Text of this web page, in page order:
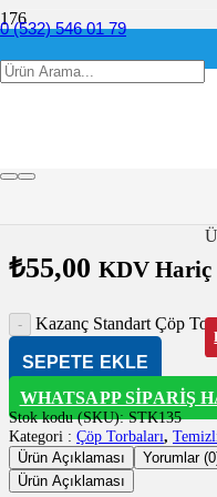
0 (532) 546 01 79
info@ofis360.com
Anasayfa
/
Temizlik Gereçleri
₺55,00 KDV Hariç
Kazanç Standart Çöp
SEPETE EKLE
WHATSAPP SIPARIŞ
Stok kodu (SKU):STK135
Kategori : Çöp Torbaları,
Ürün Açıklaması
Yorumlar
Ürün Açıklaması